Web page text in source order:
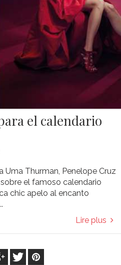
el calendario
Uma Thurman, Penelope Cruz
el famoso calendario
chic apelo al encanto
Lire plus